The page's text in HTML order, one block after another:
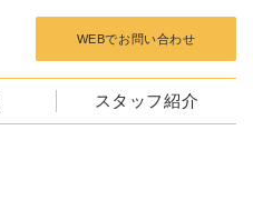
WEBでお問い合わせ
スタッフ紹介